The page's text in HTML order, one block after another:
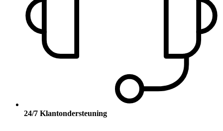
24/7 Klantondersteuning